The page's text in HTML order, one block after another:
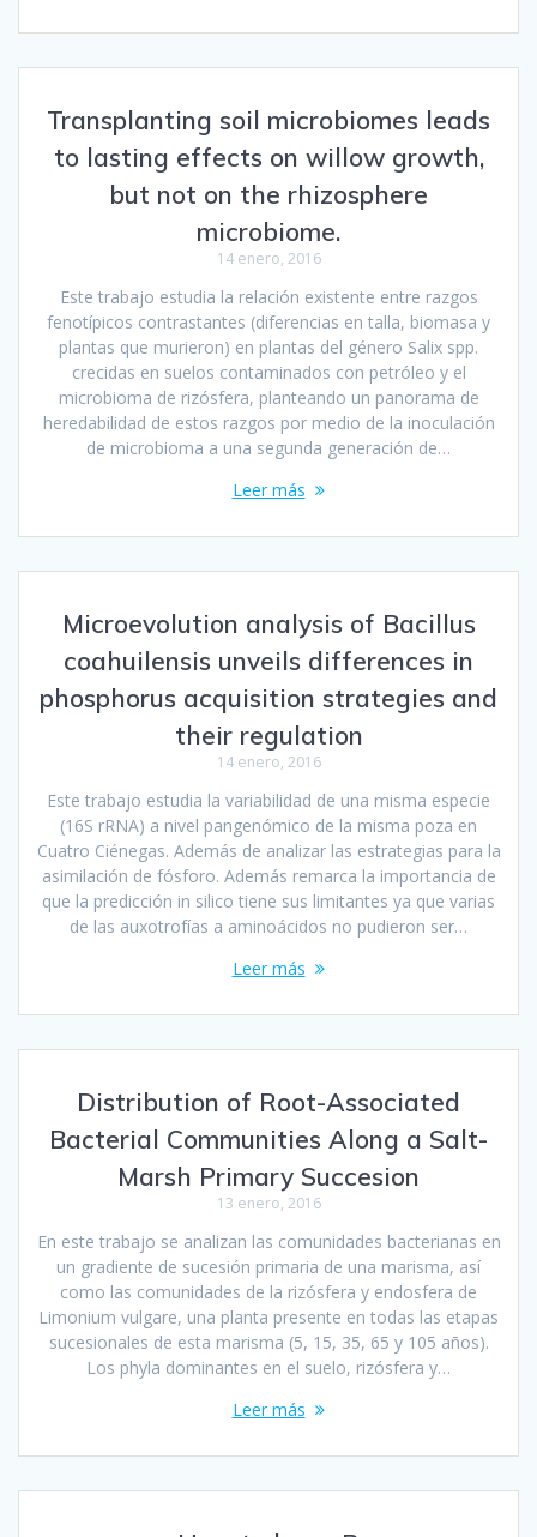
Transplanting soil microbiomes leads
to lasting effects on willow growth,
but not on the rhizosphere
microbiome.
14 enero, 2016
Este trabajo estudia la relación existente entre razgos
fenotípicos contrastantes (diferencias en talla, biomasa y
plantas que murieron) en plantas del género Salix spp.
crecidas en suelos contaminados con petróleo y el
microbioma de rizósfera, planteando un panorama de
heredabilidad de estos razgos por medio de la inoculación
de microbioma a una segunda generación de…
Leer más
Microevolution analysis of Bacillus
coahuilensis unveils differences in
phosphorus acquisition strategies and
their regulation
14 enero, 2016
Este trabajo estudia la variabilidad de una misma especie
(16S rRNA) a nivel pangenómico de la misma poza en
Cuatro Ciénegas. Además de analizar las estrategias para la
asimilación de fósforo. Además remarca la importancia de
que la predicción in silico tiene sus limitantes ya que varias
de las auxotrofías a aminoácidos no pudieron ser…
Leer más
Distribution of Root-Associated
Bacterial Communities Along a Salt-
Marsh Primary Succesion
13 enero, 2016
En este trabajo se analizan las comunidades bacterianas en
un gradiente de sucesión primaria de una marisma, así
como las comunidades de la rizósfera y endosfera de
Limonium vulgare, una planta presente en todas las etapas
sucesionales de esta marisma (5, 15, 35, 65 y 105 años).
Los phyla dominantes en el suelo, rizósfera y…
Leer más